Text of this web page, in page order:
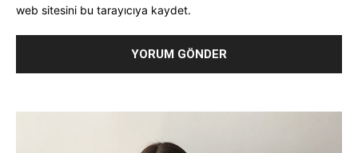
web sitesini bu tarayıcıya kaydet.